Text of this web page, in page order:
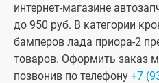
интернет-магазине
до 950 руб. В категории
бамперов лада приора-2
товаров. Оформить заказ
позвонив по телефону +7